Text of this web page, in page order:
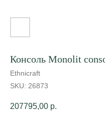
Консоль Monolit
Ethnicraft
SKU: 26873
207795,00 р.